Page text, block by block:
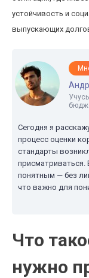
устойчивость и
выпускающих
Сегодня я
процесс оценки
стандарты
присматриваться.
понятным — без
что важно для
Что
нужно